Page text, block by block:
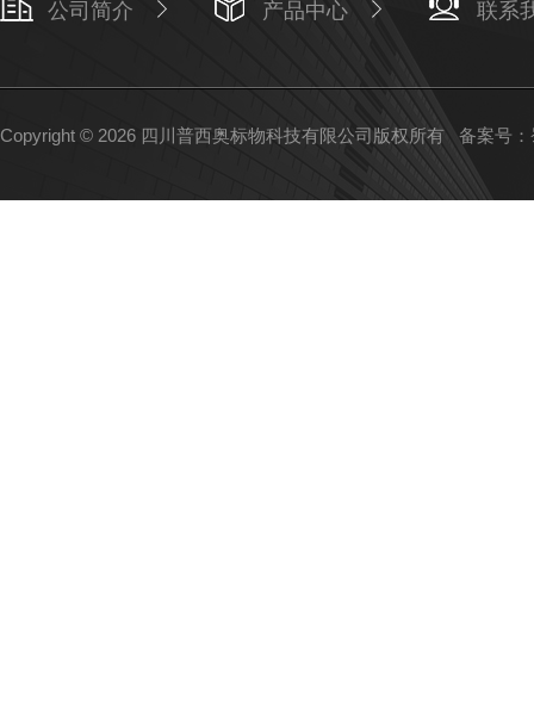
公司简介 产品中心 联系
Copyright © 2026 四川普西奥标物科技有限公司版权所有 备案号：